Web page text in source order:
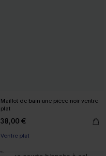
Maillot de bain une pièce noir ventre
plat
38,00 €
Ventre plat